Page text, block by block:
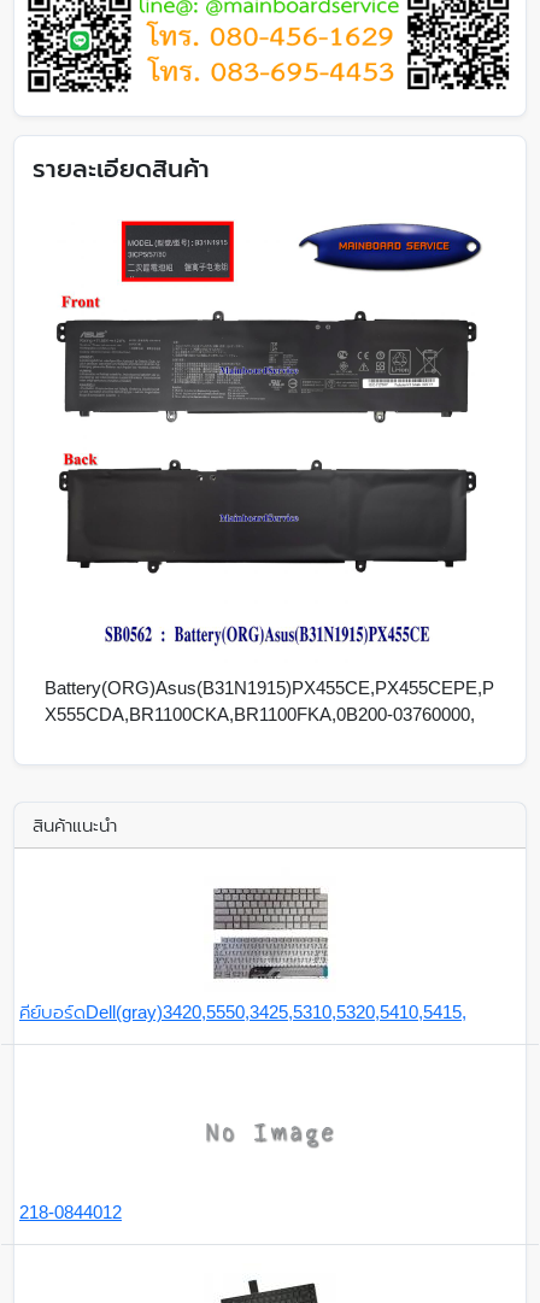
รายละเอียดสินค้า
Battery(ORG)Asus(B31N1915)PX455CE,PX455CEPE,P
X555CDA,BR1100CKA,BR1100FKA,0B200-03760000,
สินค้าแนะนำ
คีย์บอร์ดDell(gray)3420,5550,3425,5310,5320,5410,5415,
218-0844012